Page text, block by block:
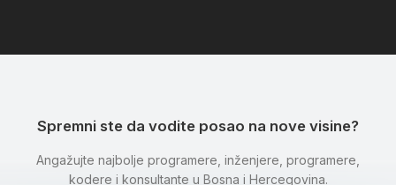
Spremni ste da vodite posao na nove visine?
Angažujte najbolje programere, inženjere, programere,
kodere i konsultante u Bosna i Hercegovina.